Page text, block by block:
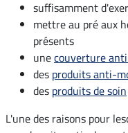
suffisamment
mettre au pré aux
présents
unecouverture
des produits anti-
des produits de soin
L'une des raisons pour